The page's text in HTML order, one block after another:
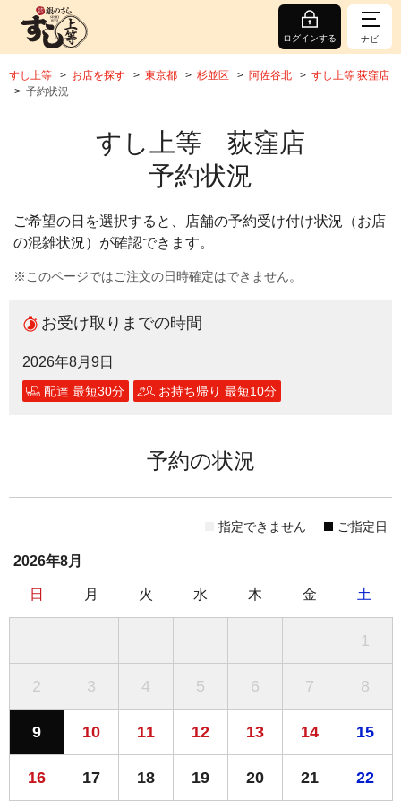
ログインする ナビ
すし上等 お店を探す 東京都 杉並区 阿佐谷北
すし上等 荻窪店
予約状況
すし上等 荻窪店
予約状況
ご希望の日を選択すると、店舗の予約受け付け状況（お店
の混雑状況）が確認できます。
※このページではご注文の日時確定はできません。
お受け取りまでの時間
2026年8月9日
配達 最短30分 お持ち帰り 最短10分
予約の状況
指定できません ご指定日
2026年8月
日 月 火 水 木 金 土
1
2 3 4 5 6 7 8
9 10 11 12 13 14 15
16 17 18 19 20 21 22